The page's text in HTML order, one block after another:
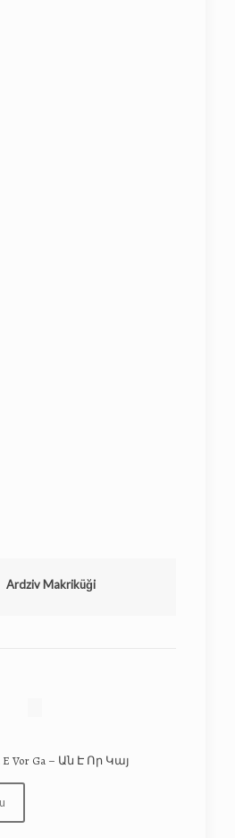
Ardziv Makriküği
E Vor Ga – Ան Է Որ Կայ